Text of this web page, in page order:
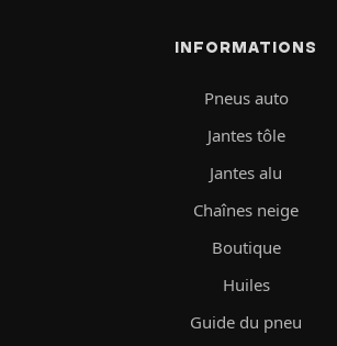
INFORMATIONS
Pneus auto
Jantes tôle
Jantes alu
Chaînes neige
Boutique
Huiles
Guide du pneu